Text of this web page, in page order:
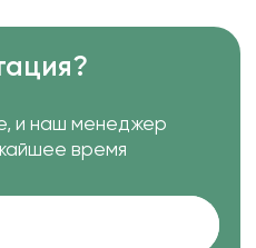
и наш менеджер
время